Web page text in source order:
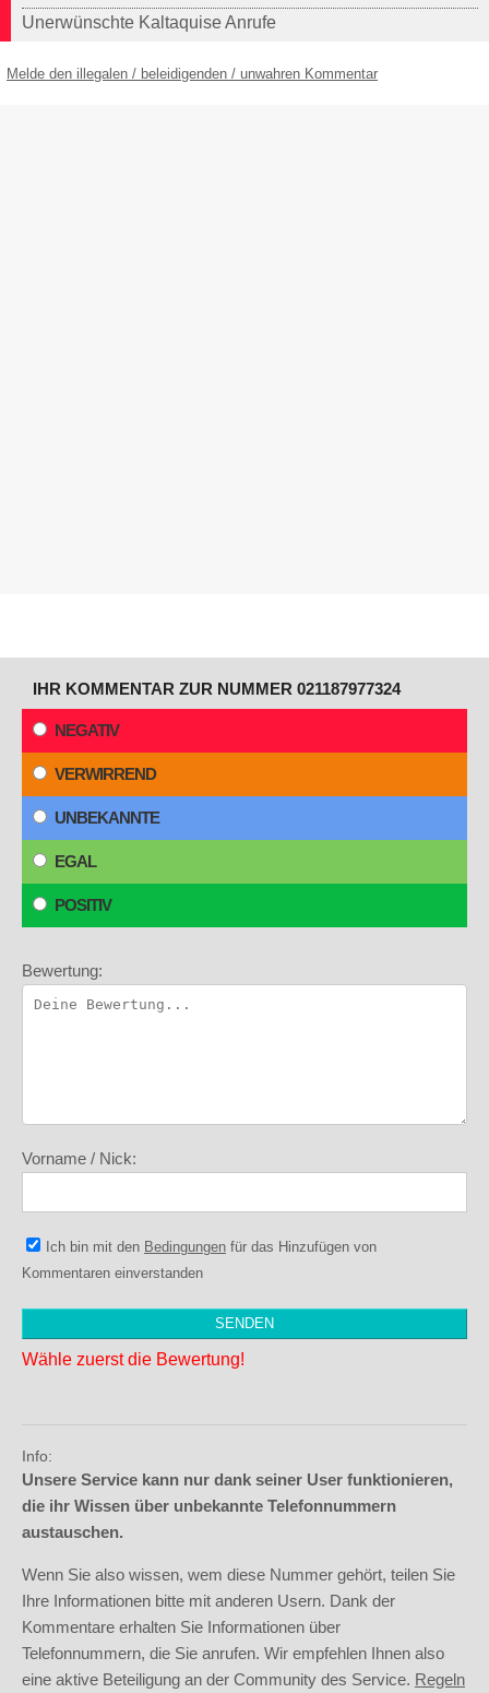
Unerwünschte Kaltaquise Anrufe
Melde den illegalen / beleidigenden / unwahren Kommentar
IHR KOMMENTAR ZUR NUMMER 021187977324
NEGATIV
VERWIRREND
UNBEKANNTE
EGAL
POSITIV
Bewertung:
Vorname / Nick:
Ich bin mit den Bedingungen für das Hinzufügen von
Kommentaren einverstanden
Wähle zuerst die Bewertung!
Info:
Unsere Service kann nur dank seiner User funktionieren,
die ihr Wissen über unbekannte Telefonnummern
austauschen.
Wenn Sie also wissen, wem diese Nummer gehört, teilen Sie
Ihre Informationen bitte mit anderen Usern. Dank der
Kommentare erhalten Sie Informationen über
Telefonnummern, die Sie anrufen. Wir empfehlen Ihnen also
eine aktive Beteiligung an der Community des Service. Regeln